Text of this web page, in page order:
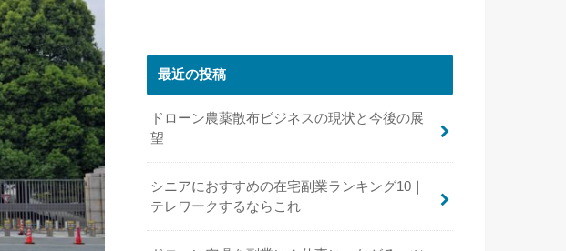
最近の投稿
ドローン農薬散布ビジネスの現状と今後の展
望
シニアにおすすめの在宅副業ランキング10｜
テレワークするならこれ